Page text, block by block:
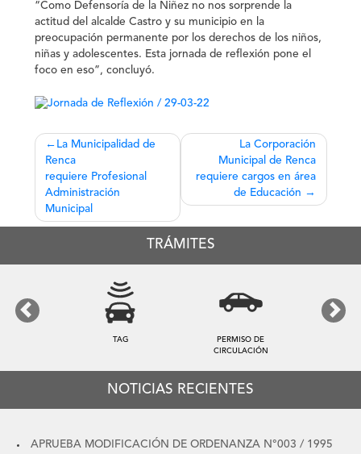
“Como Defensoría de la Niñez no nos sorprende la
actitud del alcalde Castro y su municipio en la
preocupación permanente por los derechos de los niños,
niñas y adolescentes. Esta jornada de reflexión pone el
foco en eso”, concluyó.
Navegación
de
entradas
La Municipalidad de
Renca
requiere Profesional
Administración
Municipal
La Corporación
Municipal de Renca
requiere cargos en área
de Educación
TRÁMITES
TAG
PERMISO DE
CIRCULACIÓN
Previous Next
NOTICIAS RECIENTES
APRUEBA MODIFICACIÓN DE ORDENANZA N°003 / 1995